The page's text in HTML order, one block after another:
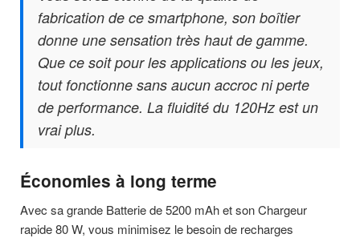
fabrication de ce smartphone, son boîtier
donne une sensation très haut de gamme.
Que ce soit pour les applications ou les jeux,
tout fonctionne sans aucun accroc ni perte
de performance. La fluidité du 120Hz est un
vrai plus.
Économies à long terme
Avec sa grande Batterie de 5200 mAh et son Chargeur
rapide 80 W, vous minimisez le besoin de recharges